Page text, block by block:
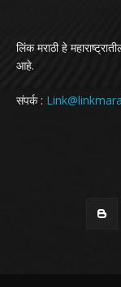
लिंक मराठी हे
आहे.
संपर्क :